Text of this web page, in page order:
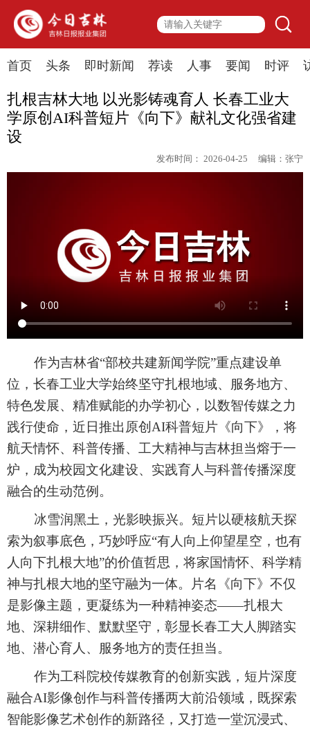
首页 头条 即时新闻 荐读 人事 要闻 时评
扎根吉林大地 以光影铸魂育人 长春工业大
学原创AI科普短片《向下》献礼文化强省建
设
发布时间： 2026-04-25 编辑： 张宁
作为吉林省“部校共建新闻学院”重点建设单
位，长春工业大学始终坚守扎根地域、服务地方、
特色发展、精准赋能的办学初心，以数智传媒之力
践行使命，近日推出原创AI科普短片《向下》，将
航天情怀、科普传播、工大精神与吉林担当熔于一
炉，成为校园文化建设、实践育人与科普传播深度
融合的生动范例。
冰雪润黑土，光影映振兴。短片以硬核航天探
索为叙事底色，巧妙呼应“有人向上仰望星空，也有
人向下扎根大地”的价值哲思，将家国情怀、科学精
神与扎根大地的坚守融为一体。片名《向下》不仅
是影像主题，更凝练为一种精神姿态——扎根大
地、深耕细作、默默坚守，彰显长春工大人脚踏实
地、潜心育人、服务地方的责任担当。
作为工科院校传媒教育的创新实践，短片深度
融合AI影像创作与科普传播两大前沿领域，既探索
智能影像艺术创作的新路径，又打造一堂沉浸式、